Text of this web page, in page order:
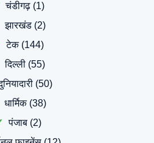
चंडीगढ़ (1)
झारखंड(2)
टेक(144)
दिल्ली (55)
(50)
धार्मिक(38)
पंजाब (2)